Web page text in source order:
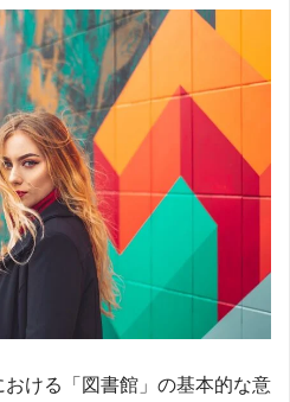
ける「図書館」の基本的な意